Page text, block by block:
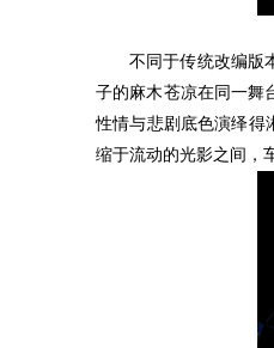
不同于传统改编版
子的麻木苍凉在同一舞
性情与悲剧底色演绎得
缩于流动的光影之间，